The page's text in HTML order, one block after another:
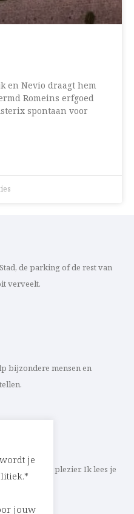
en Nevio draagt hem
Romeins erfgoed
spontaan voor
de parking of de rest van
verveelt.
bijzondere mensen en
Met veel plezier. Ik lees je
je
jouw